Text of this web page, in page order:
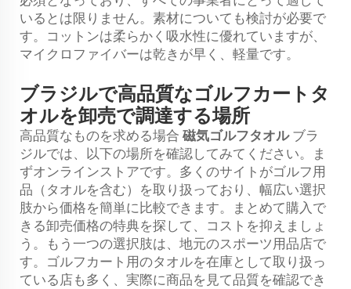
いるとは限りません。素材についても検討が必要で
す。コットンは柔らかく吸水性に優れていますが、
マイクロファイバーは乾きが早く、軽量です。
ブラジルで高品質なゴルフカートタ
オルを卸売で調達する場所
高品質なものを求める場合 磁気ゴルフタオル ブラ
ジルでは、以下の場所を確認してみてください。ま
ずオンラインストアです。多くのサイトがゴルフ用
品（タオルを含む）を取り扱っており、幅広い選択
肢から価格を簡単に比較できます。まとめて購入で
きる卸売価格の特典を探して、コストを抑えましょ
う。もう一つの選択肢は、地元のスポーツ用品店で
す。ゴルフカート用のタオルを在庫として取り扱っ
ている店も多く、実際に商品を見て品質を確認でき